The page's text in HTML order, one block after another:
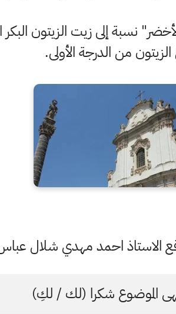
نسبة إلى زيت الزيتون البكر
من الدرجة الأولى.
الاستاذ احمد مهدي شلال عباس
الموضوع شكرا (لك / لكِ)